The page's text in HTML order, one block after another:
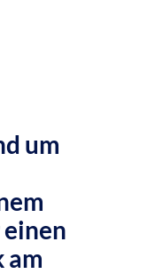
um
am